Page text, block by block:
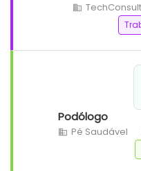
TechConsult
Podólogo
Pé Saudável